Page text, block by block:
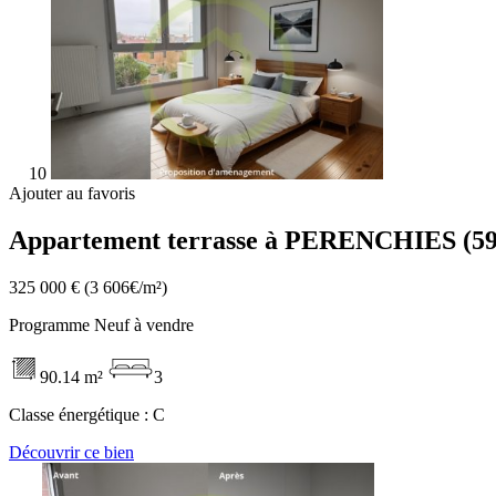
10
Ajouter au favoris
Appartement terrasse à PERENCHIES
325 000 € (3 606€/m²)
Programme Neuf à vendre
90.14 m²
3
Classe énergétique : C
Découvrir ce bien